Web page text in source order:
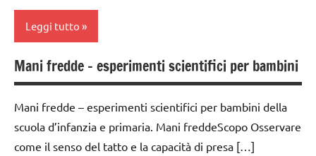
TUTTI GLI
ARGOMENTI
PER ETA'
TUTTI GLI
ARTICOLI
GUIDA
DIDATTICA
MONTESSORI
SCIENZE
scienze:
fisica e
chimica
MONTESSORI
GUIDA
MONTESSORI
di
consumo
fai da te
4a
classe
classi
1a-5a
dai
Leggi tutto
classe
1a
classe
2a
Mani fredde – esperimenti scientifici per bambini
Mani fredde – esperimenti scientifici per bambini della
scuola d’infanzia e primaria. Mani freddeScopo Osservare
come il senso del tatto e la capacità di presa […]